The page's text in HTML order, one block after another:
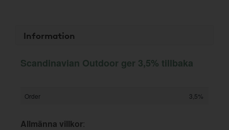
Information
Scandinavian Outdoor ger 3,5% tillbaka
Order 3,5%
Allmänna villkor: